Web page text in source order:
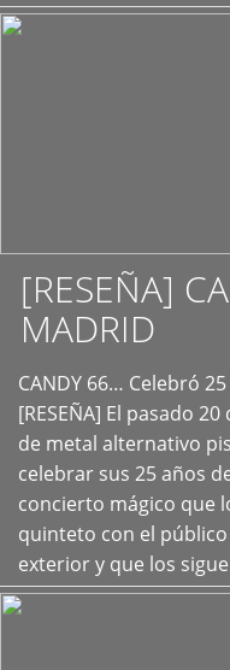
[RESEÑA]
MADRID
CANDY 66… Celebró
[RESEÑA] El pasado
de metal alternativo
celebrar sus 25 años
concierto mágico que
quinteto con el
exterior y que los